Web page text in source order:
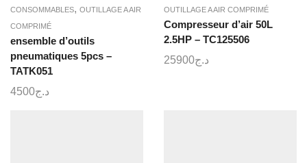
CONSOMMABLES, OUTILLAGE A AIR
COMPRIMÉ
ensemble d’outils
pneumatiques 5pcs –
TATK051
د.ج4500
OUTILLAGE A AIR COMPRIMÉ
Compresseur d’air 50L
2.5HP – TC125506
د.ج25900